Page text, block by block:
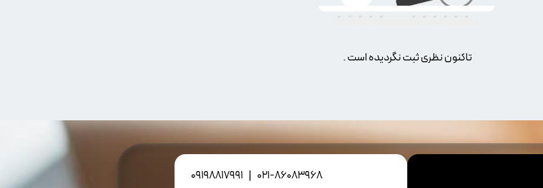
تاکنون نظری ثبت نگردیده است .
021-86083968
|
09198817991